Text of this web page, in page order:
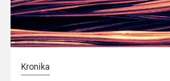
Kronika